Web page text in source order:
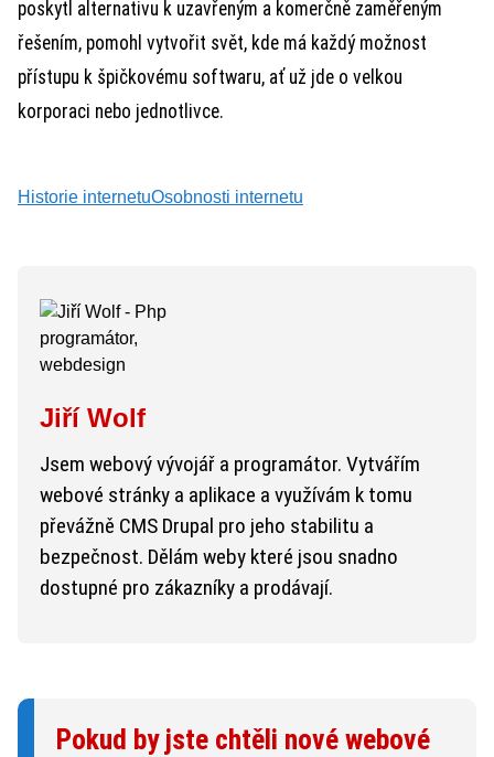
poskytl alternativu k uzavřeným a komerčně zaměřeným
řešením, pomohl vytvořit svět, kde má každý možnost
přístupu k špičkovému softwaru, ať už jde o velkou
korporaci nebo jednotlivce.
Historie internetuOsobnosti internetu
Jiří Wolf
Jsem webový vývojář a programátor. Vytvářím
webové stránky a aplikace a využívám k tomu
převážně CMS Drupal pro jeho stabilitu a
bezpečnost. Dělám weby které jsou snadno
dostupné pro zákazníky a prodávají.
Pokud by jste chtěli nové webové